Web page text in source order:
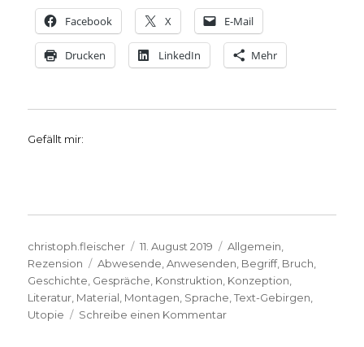
Facebook X E-Mail
Drucken LinkedIn Mehr
Gefällt mir:
Autor
christoph.fleischer
Veröffentlicht
am
11. August 2019 Kategorien
Allgemein,
Rezension
Schlagwörter
Abwesende,Anwesenden, Begriff, Bruch,
Geschichte, Gespräche, Konstruktion, Konzeption,
Literatur, Material, Montagen, Sprache,Text-Gebirgen,
Utopie
Schreibe einen Kommentarzu